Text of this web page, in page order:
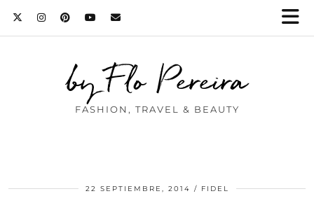
by Flo Pereira
FASHION, TRAVEL & BEAUTY
22 SEPTIEMBRE, 2014 FIDEL